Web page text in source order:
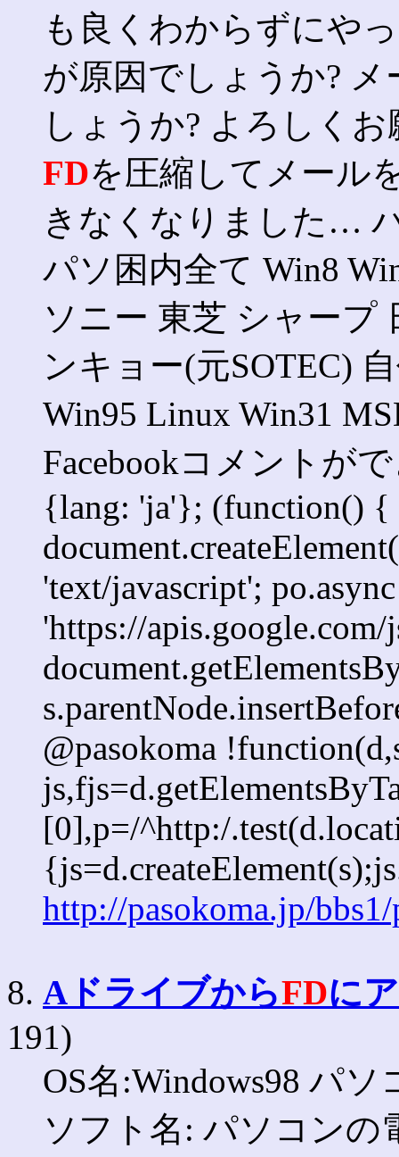
も良くわからずにや
が原因でしょうか?
しょうか? よろしく
FDを圧縮してメール
きなくなりました…
パソ困内全て Win8
ソニー 東芝 シャープ
ンキョー(元SOTEC)
Win95 Linux Win31
Facebookコメントが
{lang: 'ja'}; (function() {
'text/javascript';
'https://
@pasokoma
[0],p=/^http:/
http://pasokoma.jp/
8. AドライブからFDに
191)
OS名:Windows98 パ
ソフト名: パソコンの